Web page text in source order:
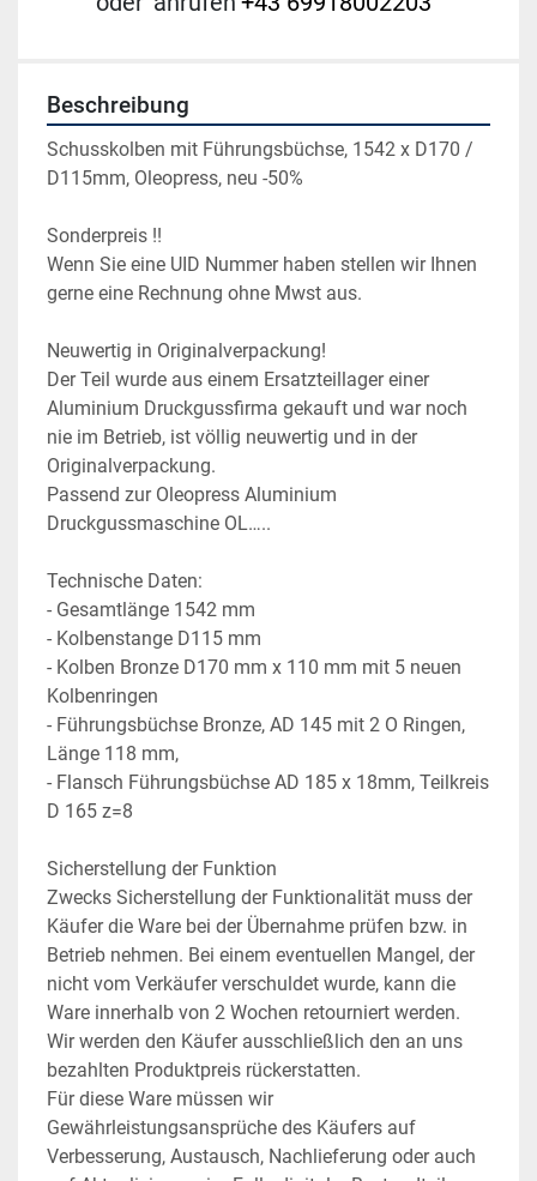
Beschreibung
Schusskolben mit Führungsbüchse, 1542 x D170 /
D115mm, Oleopress, neu -50%
Sonderpreis !!
Wenn Sie eine UID Nummer haben stellen wir Ihnen
gerne eine Rechnung ohne Mwst aus.
Neuwertig in Originalverpackung!
Der Teil wurde aus einem Ersatzteillager einer
Aluminium Druckgussfirma gekauft und war noch
nie im Betrieb, ist völlig neuwertig und in der
Originalverpackung.
Passend zur Oleopress Aluminium
Druckgussmaschine OL…..
Technische Daten:
- Gesamtlänge 1542 mm
- Kolbenstange D115 mm
- Kolben Bronze D170 mm x 110 mm mit 5 neuen
Kolbenringen
- Führungsbüchse Bronze, AD 145 mit 2 O Ringen,
Länge 118 mm,
- Flansch Führungsbüchse AD 185 x 18mm, Teilkreis
D 165 z=8
Sicherstellung der Funktion
Zwecks Sicherstellung der Funktionalität muss der
Käufer die Ware bei der Übernahme prüfen bzw. in
Betrieb nehmen. Bei einem eventuellen Mangel, der
nicht vom Verkäufer verschuldet wurde, kann die
Ware innerhalb von 2 Wochen retourniert werden.
Wir werden den Käufer ausschließlich den an uns
bezahlten Produktpreis rückerstatten.
Für diese Ware müssen wir
Gewährleistungsansprüche des Käufers auf
Verbesserung, Austausch, Nachlieferung oder auch